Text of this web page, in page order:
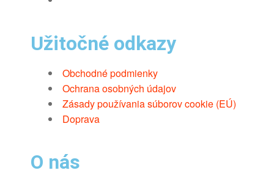
Užitočné odkazy
Obchodné podmienky
Ochrana osobných údajov
Zásady používania súborov cookie (EÚ)
Doprava
O nás